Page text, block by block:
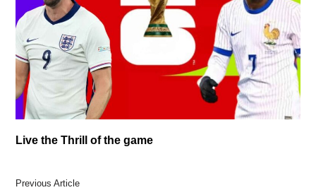
Live the Thrill of the game
Previous Article